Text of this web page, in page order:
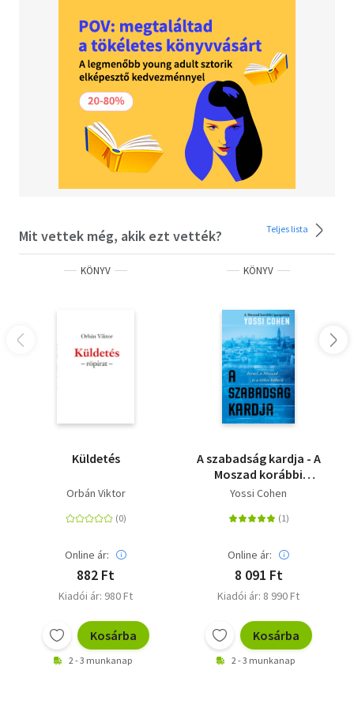
Mit vettek még, akik ezt vették? Teljes lista
KÖNYV
Küldetés
Orbán Viktor
Online ár:
882 Ft
Kiadói ár: 980 Ft
Kosárba
2 - 3 munkanap
KÖNYV
A szabadság kardja - A
Moszad korábbi
igazgatója - Izrael, a
háború
Yossi Cohen
Online ár:
8 091 Ft
Kiadói ár: 8 990 Ft
Kosárba
2 - 3 munkanap